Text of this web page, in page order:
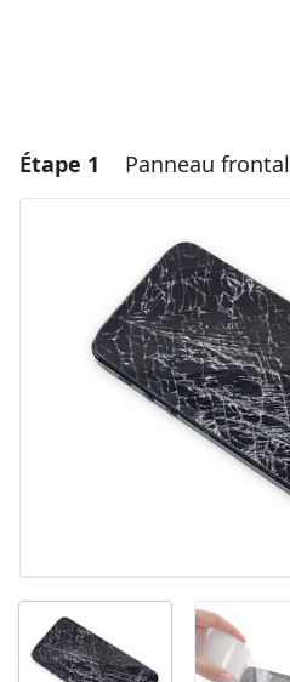
Étape 1 Panneau frontal